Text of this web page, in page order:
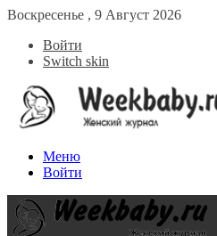
Воскресенье , 9 Август 2026
Войти
Switch skin
Меню
Войти